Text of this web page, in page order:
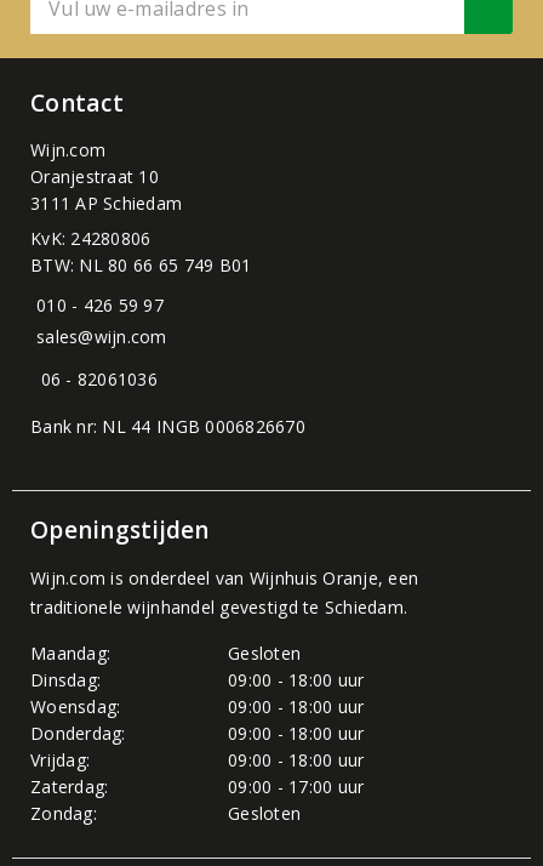
Contact
Wijn.com
Oranjestraat 10
3111 AP Schiedam
KvK: 24280806
BTW: NL 80 66 65 749 B01
010 - 426 59 97
sales@wijn.com
06 - 82061036
Bank nr: NL 44 INGB 0006826670
Openingstijden
Wijn.com is onderdeel van Wijnhuis Oranje, een
traditionele wijnhandel gevestigd te Schiedam.
Maandag:
Gesloten
Dinsdag:
09:00 - 18:00 uur
Woensdag:
09:00 - 18:00 uur
Donderdag:
09:00 - 18:00 uur
Vrijdag:
09:00 - 18:00 uur
Zaterdag:
09:00 - 17:00 uur
Zondag:
Gesloten